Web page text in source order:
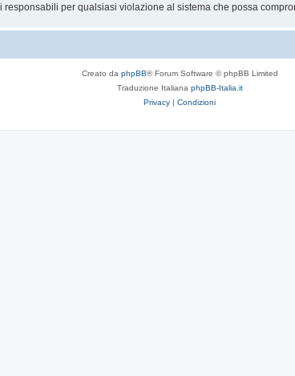
per qualsiasi violazione al sistema che possa
Creato da phpBB® Forum Software © phpBB Limited
Traduzione Italiana phpBB-Italia.it
Privacy | Condizioni